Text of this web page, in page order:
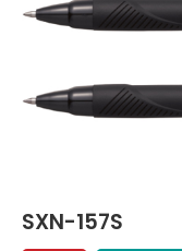
SXN-157S